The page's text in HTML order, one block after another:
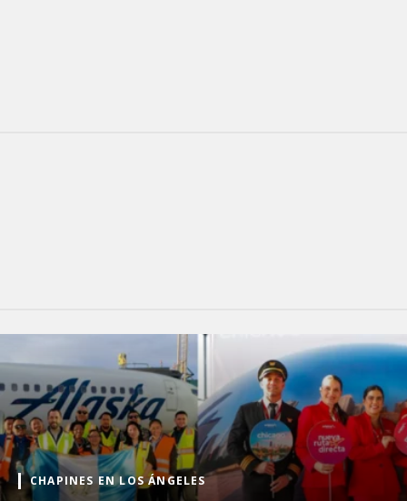
CHAPINES EN LOS ÁNGELES